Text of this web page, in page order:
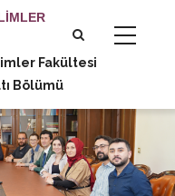
Fakültesi
Bölümü